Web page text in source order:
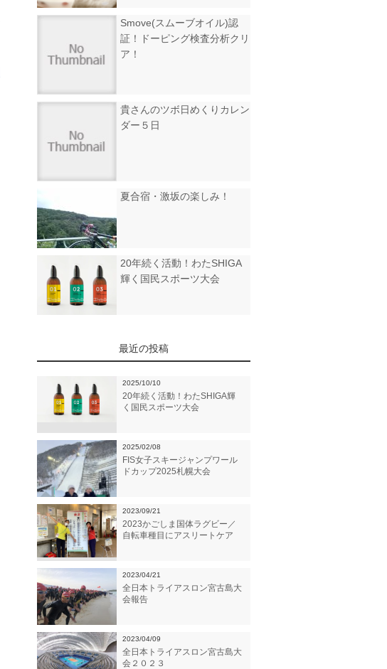
Smove(スムーブオイル)認
証！ドーピング検査分析クリ
ア！
貴さんのツボ日めくりカレン
ダー５日
夏合宿・激坂の楽しみ！
20年続く活動！わたSHIGA
輝く国民スポーツ大会
最近の投稿
2025/10/10
20年続く活動！わたSHIGA輝
く国民スポーツ大会
2025/02/08
FIS女子スキージャンプワール
ドカップ2025札幌大会
2023/09/21
2023かごしま国体ラグビー／
自転車種目にアスリートケア
2023/04/21
全日本トライアスロン宮古島大
会報告
2023/04/09
全日本トライアスロン宮古島大
会２０２３